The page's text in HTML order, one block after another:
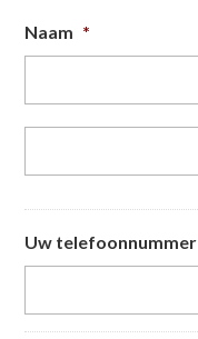
Naam *
Uw telefoonnummer